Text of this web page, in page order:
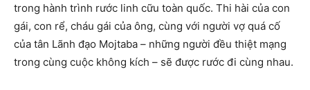
trong hành trình rước linh cữu toàn quốc. Thi hài của con
gái, con rể, cháu gái của ông, cùng với người vợ quá cố
của tân Lãnh đạo Mojtaba – những người đều thiệt mạng
trong cùng cuộc không kích – sẽ được rước đi cùng nhau.